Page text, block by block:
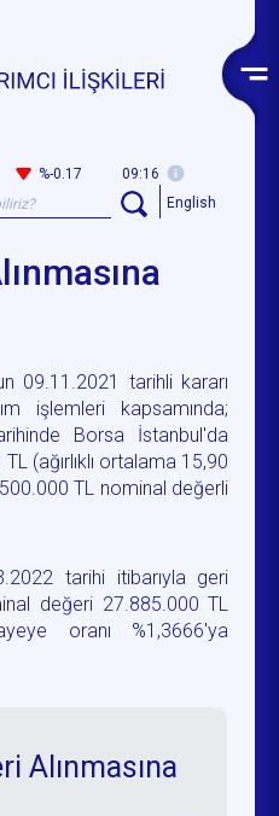
%-0.17
09:16
English
09.11.2021 tarihli kararı
işlemleri kapsamında;
Borsa İstanbul'da
(ağırlıklı ortalama 15,90
TL nominal değerli
tarihi itibarıyla geri
değeri 27.885.000 TL
oranı %1,3666'ya
Alınmasına